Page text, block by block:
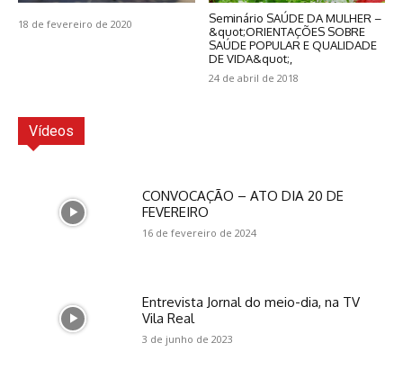
18 de fevereiro de 2020
Seminário SAÚDE DA MULHER –
&quot;ORIENTAÇÕES SOBRE
SAÚDE POPULAR E QUALIDADE
DE VIDA&quot;,
24 de abril de 2018
Vídeos
CONVOCAÇÃO – ATO DIA 20 DE
FEVEREIRO
16 de fevereiro de 2024
Entrevista Jornal do meio-dia, na TV
Vila Real
3 de junho de 2023